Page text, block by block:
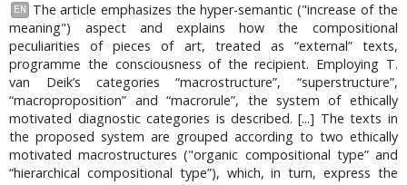
EN
The article emphasizes the hyper-semantic ("increase of the
meaning") aspect and explains how the compositional
peculiarities of pieces of art, treated as “external” texts,
programme the consciousness of the recipient. Employing T.
van Deik’s categories “macrostructure”, “superstructure”,
“macroproposition” and “macrorule”, the system of ethically
motivated diagnostic categories is described. [...] The texts in
the proposed system are grouped according to two ethically
motivated macrostructures ("organic compositional type” and
“hierarchical compositional type”), which, in turn, express the